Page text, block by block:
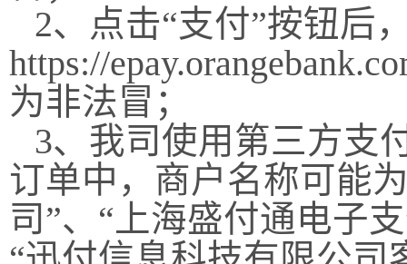
2、点击“支付”按钮后
https://
为非法冒；
3、我司使用第三方支
订单中，商户名称可能
司”、“上海盛付通电子